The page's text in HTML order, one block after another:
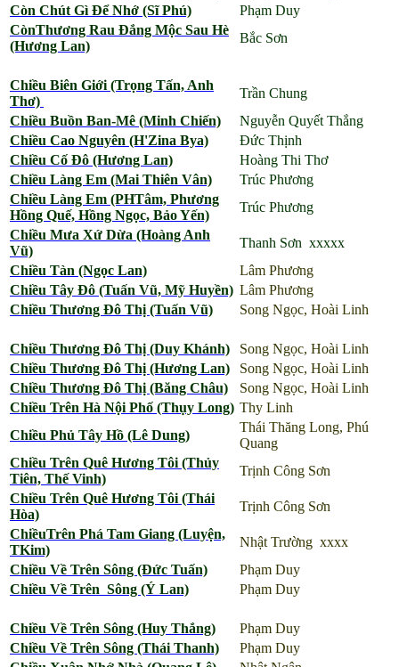
Còn Chút Gì Để Nhớ (Sĩ Phú)
Phạm Duy
CònThương Rau Đắng Mộc Sau Hè
(Hương Lan)
Bắc Sơn
Chiều Biên Giới (Trọng Tấn, Anh
Thơ)
Trần Chung
Chiều Buồn Ban-Mê (Minh Chiến)
Nguyễn Quyết Thắng
Chiều Cao Nguyên (H'Zina Bya)
Đức Thịnh
Chiều Cố Đô (Hương Lan)
Hoàng Thi Thơ
Chiều Làng Em (Mai Thiên Vân)
Trúc Phương
Chiều Làng Em (PHTâm, Phương
Hồng Quế, Hồng Ngọc, Bảo Yến)
Trúc Phương
Chiều Mưa Xứ Dừa (Hoàng Anh
Vũ)
Thanh Sơn xxxxx
Chiều Tàn (Ngọc Lan)
Lâm Phương
Chiều Tây Đô (Tuấn Vũ, Mỹ Huyền) Lâm Phương
Chiều Thương Đô Thị (Tuấn Vũ)
Song Ngọc, Hoài Linh
Chiều Thương Đô Thị (Duy Khánh)
Song Ngọc, Hoài Linh
Chiều Thương Đô Thị (Hương Lan)
Song Ngọc, Hoài Linh
Chiều Thương Đô Thị (Băng Châu)
Song Ngọc, Hoài Linh
Chiều Trên Hà Nội Phố (Thụy Long) Thy Linh
Chiều Phủ Tây Hồ (Lê Dung)
Thái Thăng Long, Phú
Quang
Chiều Trên Quê Hương Tôi (Thủy
Tiên, Thế Vinh)
Trịnh Công Sơn
Chiều Trên Quê Hương Tôi (Thái
Hòa)
Trịnh Công Sơn
ChiềuTrên Phá Tam Giang (Luyện,
TKim)
Nhật Trường xxxx
Chiều Về Trên Sông (Đức Tuấn)
Phạm Duy
Chiều Về Trên Sông (Ý Lan)
Phạm Duy
Chiều Về Trên Sông (Huy Thắng)
Phạm Duy
Chiều Về Trên Sông (Thái Thanh)
Phạm Duy